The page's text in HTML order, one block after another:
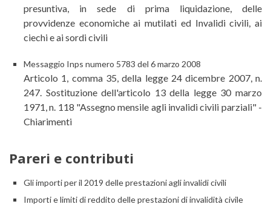
presuntiva, in sede di prima liquidazione, delle
provvidenze economiche ai mutilati ed Invalidi civili, ai
ciechi e ai sordi civili
Messaggio Inps numero 5783 del 6 marzo 2008
Articolo 1, comma 35, della legge 24 dicembre 2007, n.
247. Sostituzione dell'articolo 13 della legge 30 marzo
1971, n. 118 "Assegno mensile agli invalidi civili parziali" -
Chiarimenti
Pareri e contributi
Gli importi per il 2019 delle prestazioni agli invalidi civili
Importi e limiti di reddito delle prestazioni di invalidità civile